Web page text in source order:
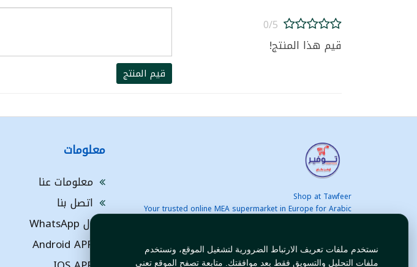
نستخدم ملفات تعريف الارتباط الضرورية لتشغيل الموقع، ونستخدم
ملفات التحليل والتسويق فقط بعد موافقتك. متابعة تصفح الموقع تعني
0/5
قيم هذا المنتج!
قيم المنتج
Shop at Tawfeer
Your trusted online MEA supermarket in Europe for Arabic
معلومات
معلومات عنا
اتصل بنا
ال WhatsApp
Android APP